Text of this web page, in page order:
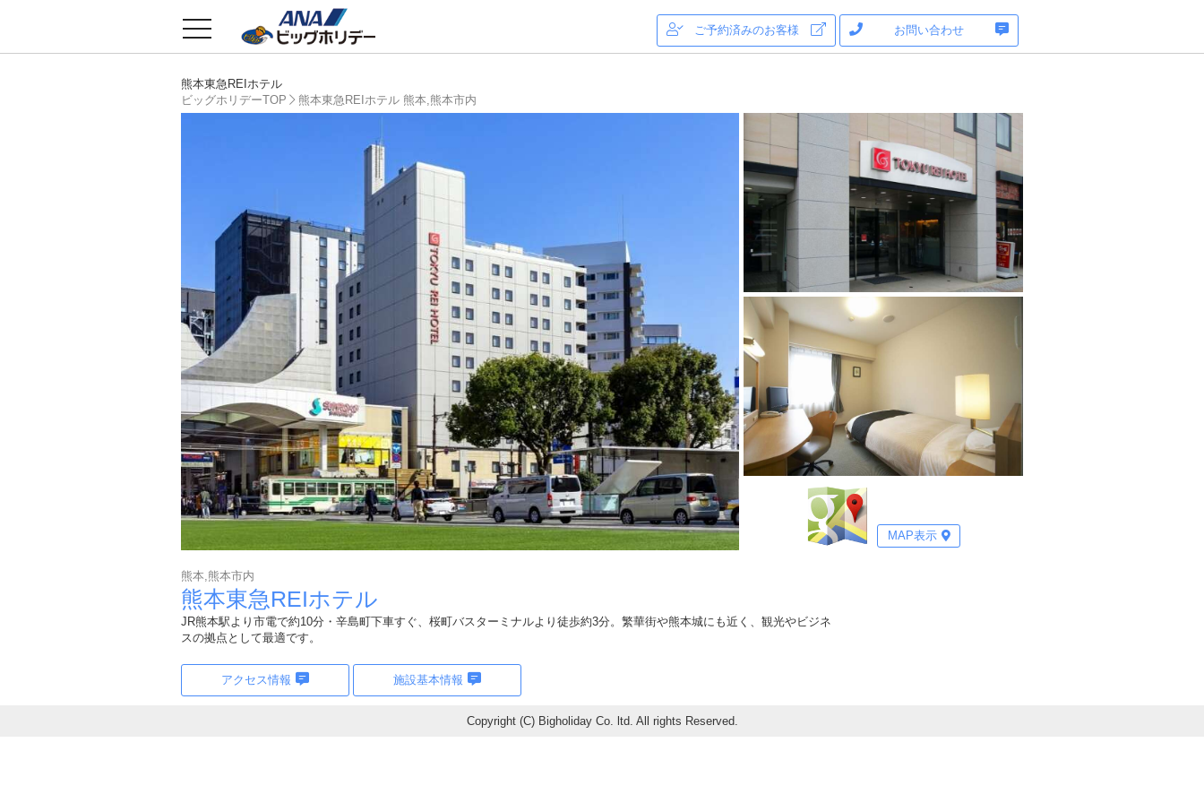
toggle
navigation
ご予約済みのお客様 お問い合わせ
熊本東急REIホテル
ビッグホリデーTOP
熊本東急REIホテル 熊本,熊本市内
MAP表示
熊本,熊本市内
熊本東急REIホテル
JR熊本駅より市電で約10分・辛島町下車すぐ、桜町バスターミナルより徒歩約3分。繁華街や熊本城にも近く、観光やビジネ
スの拠点として最適です。
アクセス情報 施設基本情報
Copyright (C) Bigholiday Co. ltd. All rights Reserved.